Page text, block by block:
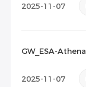
2025-11-07
GW_ESA-
2025-11-07